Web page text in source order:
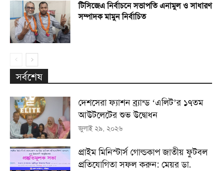
টিসিজেএ নির্বাচনে সভাপতি এনামুল ও সাধারণ
সম্পাদক মামুন নির্বাচিত
সর্বশেষ
দেশসেরা ফ্যাশন ব্র্যান্ড ‘এলিট’র ১৭তম
আউটলেটের শুভ উদ্বোধন
জুলাই ২৯, ২০২৬
প্রাইম মিনিস্টার্স গোল্ডকাপ জাতীয় ফুটবল
প্রতিযোগিতা সফল করুন: মেয়র ডা.